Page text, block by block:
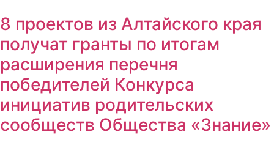
8 проектов из Алтайского края
получат гранты по итогам
расширения перечня
победителей Конкурса
инициатив родительских
сообществ Общества «Знание»